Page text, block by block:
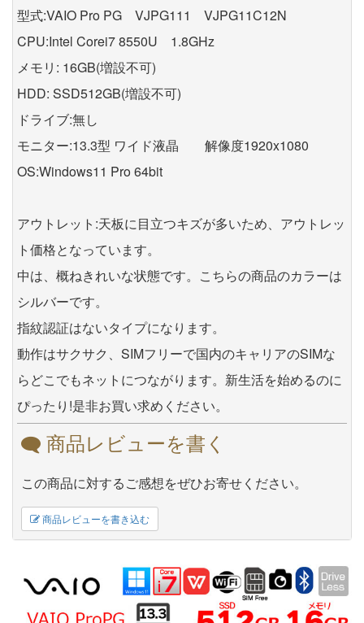
型式:VAIO Pro PG VJPG111 VJPG11C12N
CPU:Intel Corei7 8550U 1.8GHz
メモリ: 16GB(増設不可)
HDD: SSD512GB(増設不可)
ドライブ:無し
モニター:13.3型 ワイド液晶 解像度1920x1080
OS:Windows11 Pro 64bit
アウトレット:天板に目立つキズが多いため、アウトレッ
ト価格となっています。
中は、概ねきれいな状態です。こちらの商品のカラーは
シルバーです。
指紋認証はないタイプになります。
動作はサクサク、SIMフリーで国内のキャリアのSIMな
らどこでもネットにつながります。新生活を始めるのに
ぴったり!是非お買い求めください。
商品レビューを書く
この商品に対するご感想をぜひお寄せください。
商品レビューを書き込む